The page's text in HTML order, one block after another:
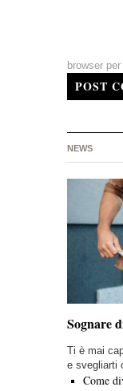
browser
POST
NEWS
Sognare
Ti è mai
e svegliarti
Come